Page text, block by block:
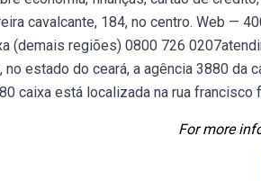
cavalcante, 184, no centro. Web —
(demais regiões) 0800 726
no estado do ceará, a agência 3880 da
caixa está localizada na rua
For more